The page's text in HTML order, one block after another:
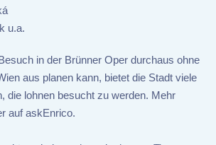
u.a.
in der Brünner Oper durchaus ohne
aus planen kann, bietet die Stadt viele
die lohnen besucht zu werden. Mehr
auf askEnrico.